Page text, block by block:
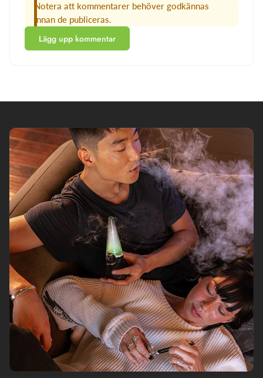
Notera att kommentarer behöver godkännas
innan de publiceras.
Lägg upp kommentar